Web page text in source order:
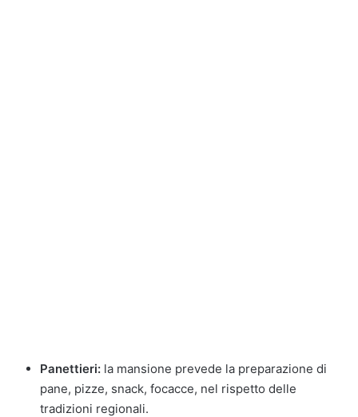
Panettieri: la mansione prevede la preparazione di
pane, pizze, snack, focacce, nel rispetto delle
tradizioni regionali.